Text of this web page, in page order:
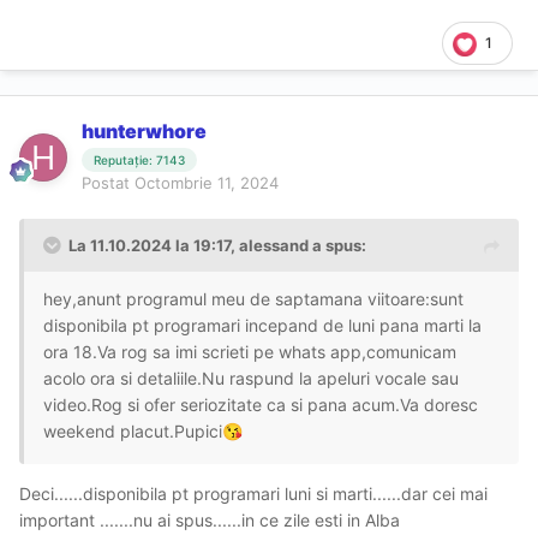
1
hunterwhore
Reputație: 7143
Postat Octombrie 11, 2024
La 11.10.2024 la 19:17, alessanda spus:
hey,anunt programul meu de saptamana viitoare:sunt
disponibila pt programari incepand de luni pana marti la
ora 18.Va rog sa imi scrieti pe whats app,comunicam
acolo ora si detaliile.Nu raspund la apeluri vocale sau
video.Rog si ofer seriozitate ca si pana acum.Va doresc
weekend placut.Pupici😘
Deci......disponibila pt programari luni si marti......dar cei mai
important .......nu ai spus......in ce zile esti in Alba